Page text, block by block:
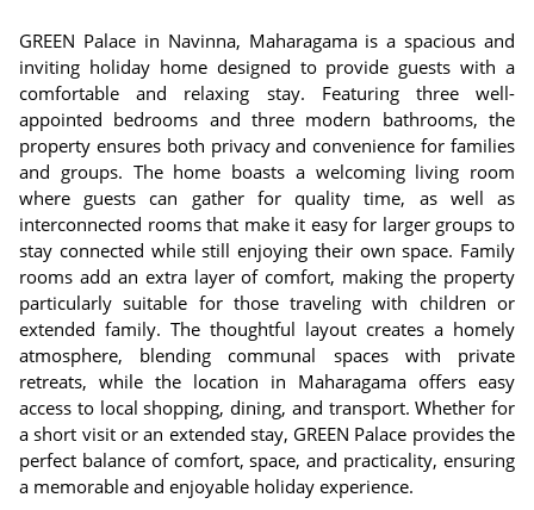
GREEN Palace in Navinna, Maharagama is a spacious and
inviting holiday home designed to provide guests with a
comfortable and relaxing stay. Featuring three well-
appointed bedrooms and three modern bathrooms, the
property ensures both privacy and convenience for families
and groups. The home boasts a welcoming living room
where guests can gather for quality time, as well as
interconnected rooms that make it easy for larger groups to
stay connected while still enjoying their own space. Family
rooms add an extra layer of comfort, making the property
particularly suitable for those traveling with children or
extended family. The thoughtful layout creates a homely
atmosphere, blending communal spaces with private
retreats, while the location in Maharagama offers easy
access to local shopping, dining, and transport. Whether for
a short visit or an extended stay, GREEN Palace provides the
perfect balance of comfort, space, and practicality, ensuring
a memorable and enjoyable holiday experience.